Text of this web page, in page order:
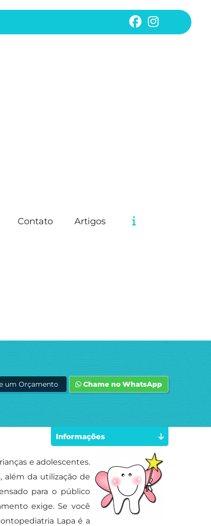
Contato Artigos
um Orçamento Chame no WhatsApp
e adolescentes.
além da utilização de
para o público
exige. Se você
Lapa é a
Informações